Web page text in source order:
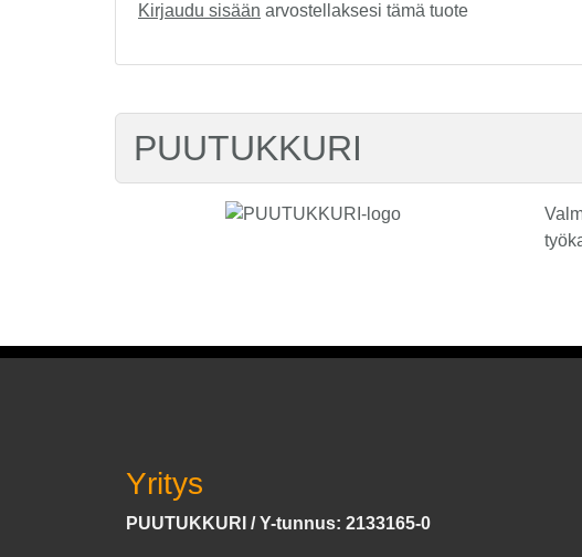
Kirjaudu sisään arvostellaksesi tämä tuote
PUUTUKKURI
Yritys
PUUTUKKURI / Y-tunnus: 2133165-0